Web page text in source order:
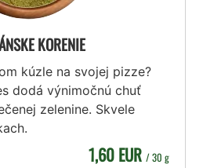
KORENIE
kúzle na svojej pizze?
dodá výnimočnú chuť
zelenine. Skvele
1,60 EUR / 30 g